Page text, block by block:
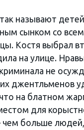
называют
сынком со
Костя выбрал
на улице.
не
джентльменов
на блатном
для
чем больше